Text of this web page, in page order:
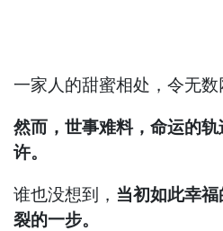
一家人的甜蜜相处，令无数
然而，世事难料，命运的
许。
谁也没想到， 当初如此幸
裂的一步。